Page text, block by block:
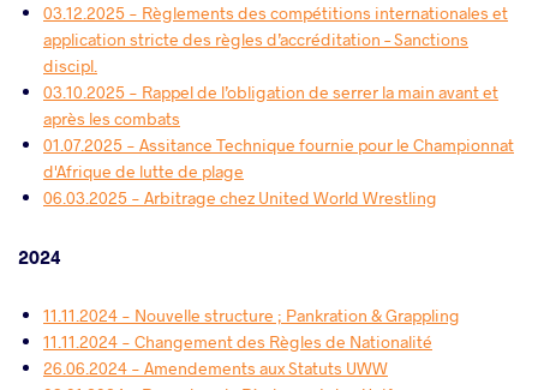
03.12.2025 - Règlements des compétitions internationales et
application stricte des règles d’accréditation – Sanctions
discipl.
03.10.2025 - Rappel de l’obligation de serrer la main avant et
après les combats
01.07.2025 - Assitance Technique fournie pour le Championnat
d'Afrique de lutte de plage
06.03.2025 - Arbitrage chez United World Wrestling
2024
11.11.2024 - Nouvelle structure ; Pankration & Grappling
11.11.2024 - Changement des Règles de Nationalité
26.06.2024 - Amendements aux Statuts UWW